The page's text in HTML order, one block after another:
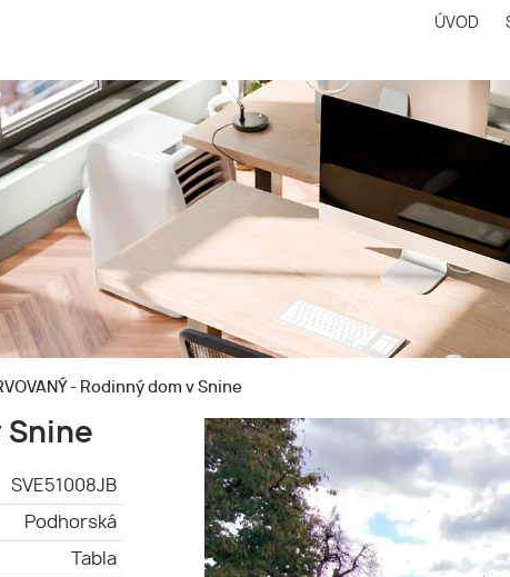
ÚVOD
- Rodinný dom v Snine
Snine
SVE51008JB
Podhorská
Tabla